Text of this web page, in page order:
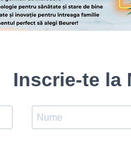
Inscrie-te la